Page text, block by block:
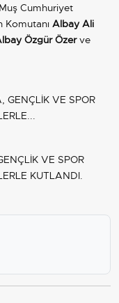
Cumhuriyet
Komutanı Albay Ali
Özgür Özerve
VE SPOR
KUTLANDI.